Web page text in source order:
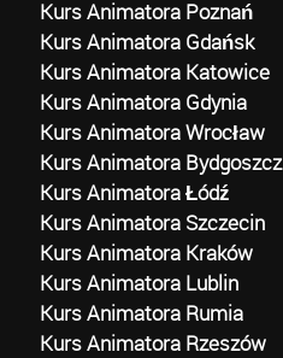
Kurs Animatora Poznań
Kurs Animatora Gdańsk
Kurs Animatora Katowice
Kurs Animatora Gdynia
Kurs Animatora Wrocław
Kurs Animatora Bydgoszcz
Kurs Animatora Łódź
Kurs Animatora Szczecin
Kurs Animatora Kraków
Kurs Animatora Lublin
Kurs Animatora Rumia
Kurs Animatora Rzeszów